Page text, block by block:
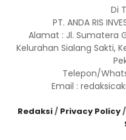
Di
PT. ANDA RIS
Alamat : Jl. Sumatera
Kelurahan Sialang Sakti,
Telepon/
Email :
Redaksi/ Privacy Policy/